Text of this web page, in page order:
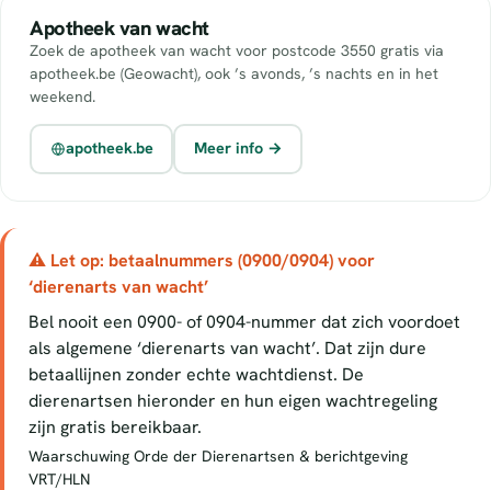
Apotheek van wacht
Zoek de apotheek van wacht voor postcode 3550 gratis via
apotheek.be (Geowacht), ook ’s avonds, ’s nachts en in het
weekend.
apotheek.be Meer info →
⚠ Let op: betaalnummers (0900/0904) voor
‘dierenarts van wacht’
Bel nooit een 0900- of 0904-nummer dat zich voordoet
als algemene ‘dierenarts van wacht’. Dat zijn dure
betaallijnen zonder echte wachtdienst. De
dierenartsen hieronder en hun eigen wachtregeling
zijn gratis bereikbaar.
Waarschuwing Orde der Dierenartsen & berichtgeving
VRT/HLN